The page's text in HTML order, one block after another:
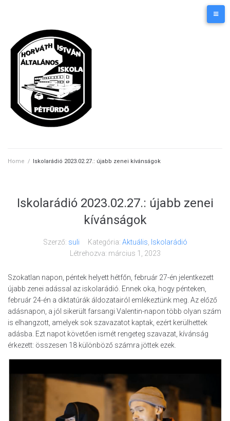
Home / Iskolarádió 2023.02.27.: újabb zenei kívánságok
Iskolarádió 2023.02.27.: újabb zenei
kívánságok
Szerző: suli Kategória: Aktuális
Iskolarádió
Létrehozva: március 1, 2023
Szokatlan napon, péntek helyett hétfőn, február 27-én jelentkezett
újabb zenei adással az iskolarádió. Ennek oka, hogy pénteken,
február 24-én a diktatúrák áldozatairól emlékeztünk meg. Az előző
adásnapon, a jól sikerült farsangi Valentin-napon több olyan szám
is elhangzott, amelyek sok szavazatot kaptak, ezért kerülhettek
adásba. Ezt napot követően ismét rengeteg szavazat, kívánság
érkezett: összesen 18 különböző számra jöttek ezek.